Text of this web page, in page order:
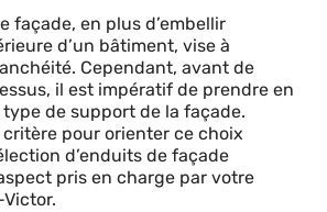
façade, en plus d’embellir
d’un bâtiment, vise à
Cependant, avant de
il est impératif de prendre en
de support de la façade.
pour orienter ce choix
d’enduits de façade
pris en charge par votre